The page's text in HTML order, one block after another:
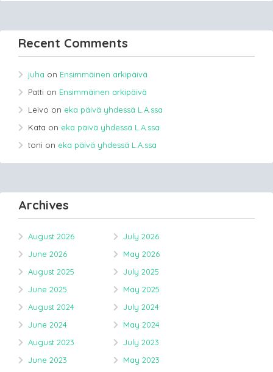
Recent Comments
juha on Ensimmäinen arkipäivä
Patti on Ensimmäinen arkipäivä
Leivo on eka päivä yhdessä L.A.ssa
Kata on eka päivä yhdessä L.A.ssa
toni on eka päivä yhdessä L.A.ssa
Archives
August 2026
July 2026
June 2026
May 2026
August 2025
July 2025
June 2025
May 2025
August 2024
July 2024
June 2024
May 2024
August 2023
July 2023
June 2023
May 2023